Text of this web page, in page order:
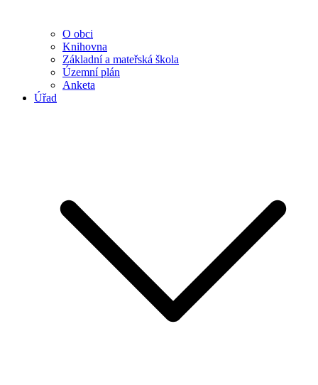
O obci
Knihovna
Základní a mateřská škola
Územní plán
Anketa
Úřad